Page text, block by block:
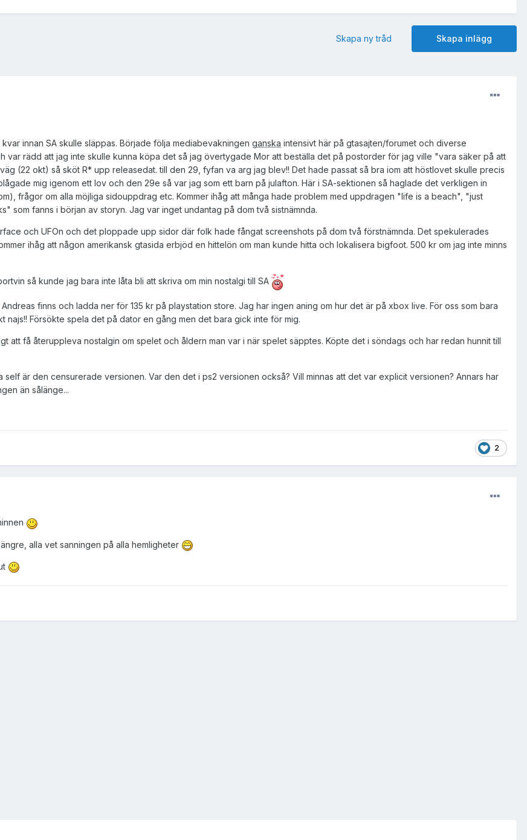
Skapa inlägg
Skapa ny tråd
innan SA skulle släppas. Började följa mediabevakningen ganska intensivt här på gtasajten/forumet och diverse
var rädd att jag inte skulle kunna köpa det så jag övertygade Mor att beställa det på postorder för jag ville "vara säker på att
(22 okt) så sköt R* upp releasedat. till den 29, fyfan va arg jag blev!! Det hade passat så bra iom att höstlovet skulle precis
mig igenom ett lov och den 29e så var jag som ett barn på julafton. Här i SA-sektionen så haglade det verkligen in
frågor om alla möjliga sidouppdrag etc. Kommer ihåg att många hade problem med uppdragen "life is a beach", "just
som fanns i början av storyn. Jag var inget undantag på dom två sistnämnda.
och UFOn och det ploppade upp sidor där folk hade fångat screenshots på dom två förstnämnda. Det spekulerades
ihåg att någon amerikansk gtasida erbjöd en hittelön om man kunde hitta och lokalisera bigfoot. 500 kr om jag inte minns
så kunde jag bara inte låta bli att skriva om min nostalgi till SA
finns och ladda ner för 135 kr på playstation store. Jag har ingen aning om hur det är på xbox live. För oss som bara
najs!! Försökte spela det på dator en gång men det bara gick inte för mig.
att få återuppleva nostalgin om spelet och åldern man var i när spelet säpptes. Köpte det i söndags och har redan hunnit till
är den censurerade versionen. Var den det i ps2 versionen också? Vill minnas att det var explicit versionen? Annars har
än sålänge...
2
alla vet sanningen på alla hemligheter